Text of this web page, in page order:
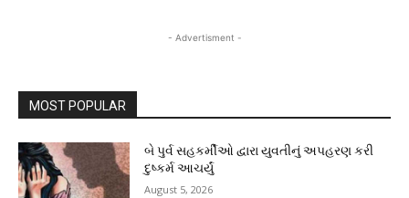
- Advertisment -
MOST POPULAR
બે પુર્વ સહકર્મીઓ દ્વારા યુવતીનું અપહરણ કરી
દુષ્કર્મ આચર્યું
August 5, 2026